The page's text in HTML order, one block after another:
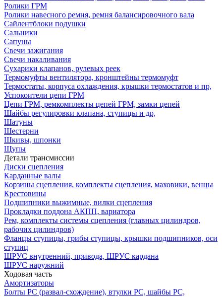
Ролики ГРМ
Ролики навесного ремня, ремня балансировочного вала
Сайлентблоки подушки
Сальники
Сапуны
Свечи зажигания
Свечи накаливания
Сухарики клапанов, рулевых реек
Термомуфты вентилятора, кронштейны термомуфт
Термостаты, корпуса охлаждения, крышки термостатов и пр,
Успокоители цепи ГРМ
Цепи ГРМ, ремкомплекты цепей ГРМ, замки цепей
Шайбы регулировки клапана, ступицы и др,
Шатуны
Шестерни
Шкивы, шпонки
Щупы
Детали трансмиссии
Диски сцепления
Карданные валы
Корзины сцепления, комплекты сцепления, маховики, венцы
Крестовины
Подшипники выжимные, вилки сцепления
Прокладки поддона АКПП, вариатора
Рем, комплекты системы сцепления (главных цилиндров,
рабочих цилиндров)
Фланцы ступицы, грибы ступицы, крышки подшипников, оси
ступиц
ШРУС внутренний, привода, ШРУС кардана
ШРУС наружний
Ходовая часть
Амортизаторы
Болты РС (развал-схождение), втулки РС, шайбы РС,